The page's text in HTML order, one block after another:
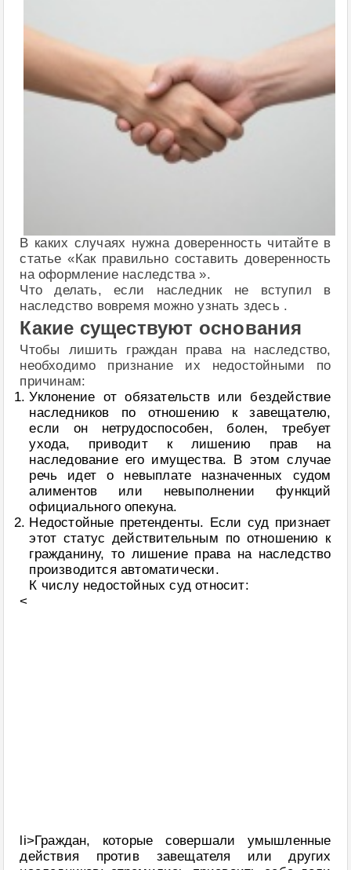
В каких случаях нужна доверенность читайте в
статье «Как правильно составить доверенность
на оформление наследства ».
Что делать, если наследник не вступил в
наследство вовремя можно узнать здесь .
Какие существуют основания
Чтобы лишить граждан права на наследство,
необходимо признание их недостойными по
причинам:
Уклонение от обязательств или бездействие
наследников по отношению к завещателю,
если он нетрудоспособен, болен, требует
ухода, приводит к лишению прав на
наследование его имущества. В этом случае
речь идет о невыплате назначенных судом
алиментов или невыполнении функций
официального опекуна.
Недостойные претенденты. Если суд признает
этот статус действительным по отношению к
гражданину, то лишение права на наследство
производится автоматически.
К числу недостойных суд относит:
<
li>Граждан, которые совершали умышленные
действия против завещателя или других